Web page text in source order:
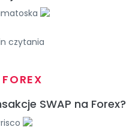
czytania
SWAP na Forex?